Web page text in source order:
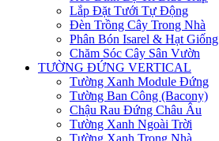
Lắp Đặt Tưới Tự Động
Đèn Trồng Cây Trong Nhà
Phân Bón Isarel & Hạt Giống
Chăm Sóc Cây Sân Vườn
TƯỜNG ĐỨNG VERTICAL
Tường Xanh Module Đứng
Tường Ban Công (Bacony)
Chậu Rau Đứng Châu Âu
Tường Xanh Ngoài Trời
Tường Xanh Trong Nhà